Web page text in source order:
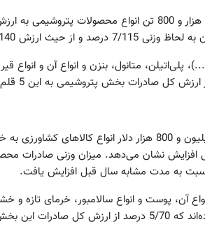
ارزش 8/140 درصد افزایش یافت.
اختصاص دادند.